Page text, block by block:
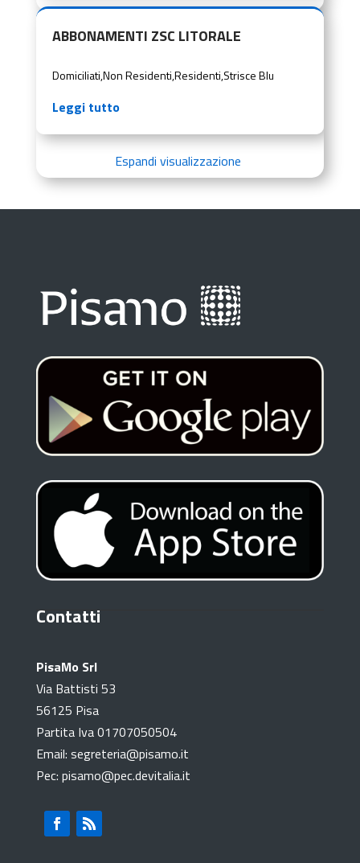
ABBONAMENTI ZSC LITORALE
Domiciliati,Non Residenti,Residenti,Strisce Blu
Leggi tutto
Espandi visualizzazione
Contatti
PisaMo Srl
Via Battisti 53
56125 Pisa
Partita Iva 01707050504
Email: segreteria@pisamo.it
Pec: pisamo@pec.devitalia.it